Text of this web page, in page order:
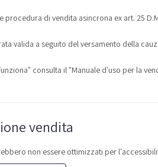
procedura di vendita asincrona ex art. 25
valida a seguito del versamento della
consulta il "Manuale d'uso per la
vendita
non essere ottimizzati per